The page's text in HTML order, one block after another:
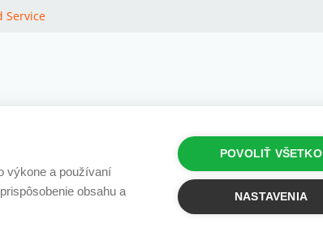
Service
výkone a používaní
obsahu a
POVOLIŤ VŠETKO
NASTAVENIA